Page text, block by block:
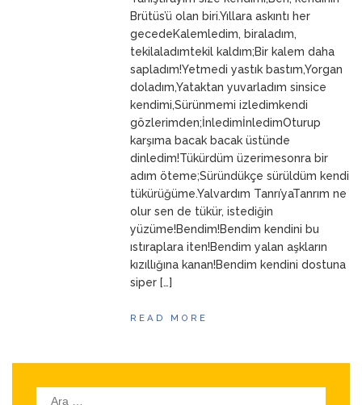
ANNEMBrütüs’ü olan biri.Yıllara askıntı her
gecedeKalemledim, biraladım,
tekilaladımtekil kaldım;Bir kalem daha
sapladım!Yetmedi yastık bastım,Yorgan
doladım,Yataktan yuvarladım sinsice
kendimi,Sürünmemi izledimkendi
gözlerimden;İnledimİnledimOturup
karşıma bacak bacak üstünde
dinledim!Tükürdüm üzerimesonra bir
adım öteme;Süründükçe sürüldüm kendi
tükürüğüme.Yalvardım Tanrı’yaTanrım ne
olur sen de tükür, istediğin
yüzüme!Bendim!Bendim kendini bu
ıstıraplara iten!Bendim yalan aşkların
kızıllığına kanan!Bendim kendini dostuna
siper […]
READ MORE
Arama: